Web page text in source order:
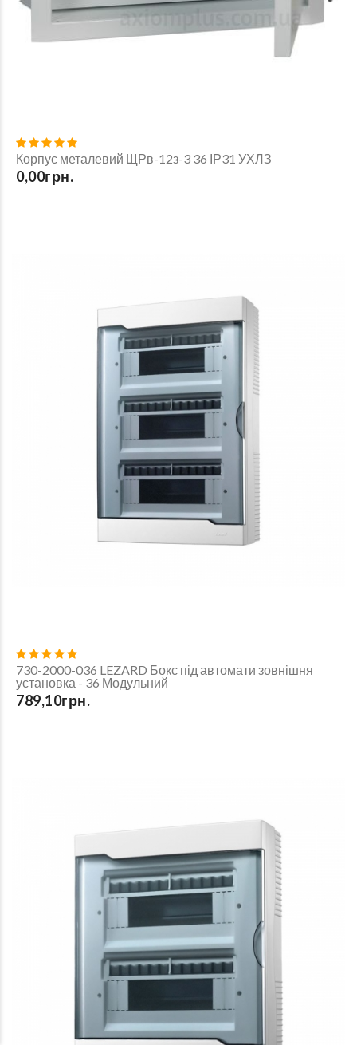
Корпус металевий ЩРв-12з-3 36 ІР31 УХЛЗ
0,00грн.
730-2000-036 LEZARD Бокс під автомати зовнішня
установка - 36 Модульний
789,10грн.